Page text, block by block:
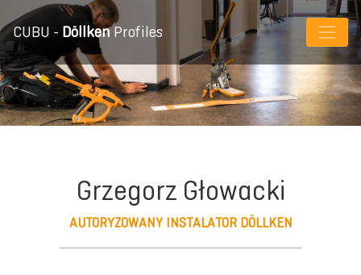
CUBU - Döllken Profiles
Grzegorz Głowacki
AUTORYZOWANY INSTALATOR DÖLLKEN